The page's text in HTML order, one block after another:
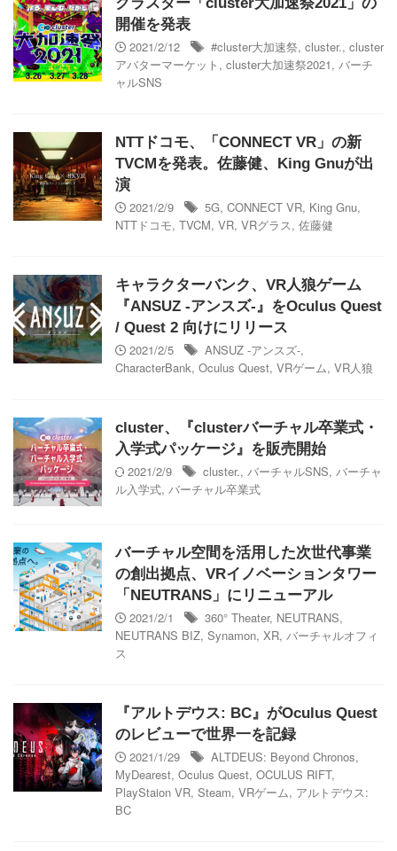
開催を発表
2021/2/12
#cluster大加速祭, cluster., cluster
アバターマーケット , cluster大加速祭2021, バーチ
ャルSNS
NTTドコモ、「CONNECT VR」の新
TVCMを発表。佐藤健、King Gnuが出
演
2021/2/9
5G, CONNECT VR, King Gnu,
NTTドコモ, TVCM, VR, VRグラス, 佐藤健
キャラクターバンク、VR人狼ゲーム
『ANSUZ -アンスズ-』をOculus Quest
/ Quest 2 向けにリリース
2021/2/5
ANSUZ -アンスズ-,
CharacterBank, Oculus Quest, VRゲーム, VR人狼
cluster、『clusterバーチャル卒業式・
入学式パッケージ』を販売開始
2021/2/9
cluster., バーチャルSNS, バーチャ
ル入学式, バーチャル卒業式
バーチャル空間を活用した次世代事業
の創出拠点、VRイノベーションタワー
「NEUTRANS」にリニューアル
2021/2/1
360° Theater, NEUTRANS,
NEUTRANS BIZ, Synamon, XR, バーチャルオフィ
ス
『アルトデウス: BC』がOculus Quest
のレビューで世界一を記録
2021/1/29
ALTDEUS: Beyond Chronos,
MyDearest, Oculus Quest, OCULUS RIFT,
PlayStaion VR, Steam, VRゲーム, アルトデウス:
BC